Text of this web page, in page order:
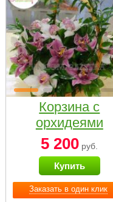
Заказать в один клик
Корзина с
орхидеями
малая
5 200 руб.
Купить